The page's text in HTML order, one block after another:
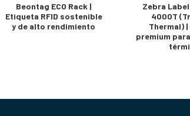
Beontag ECO Rack |
Etiqueta RFID sostenible
y de alto rendimiento
Zebra
4000T
Thermal) |
premium